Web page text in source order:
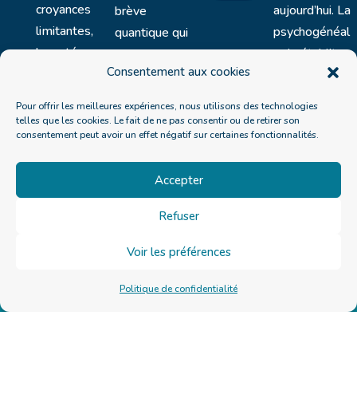
Consentement aux cookies
Pour offrir les meilleures expériences, nous utilisons des technologies
telles que les cookies. Le fait de ne pas consentir ou de retirer son
consentement peut avoir un effet négatif sur certaines fonctionnalités.
Accepter
Refuser
Voir les préférences
Politique de confidentialité
croyances
limitantes,
loyautés
inconscientes
Lire la
brève
quantique qui
permet […]
suite
aujourd’hui. La
psychogénéal
ogie établit un
pont entre la
Lire la